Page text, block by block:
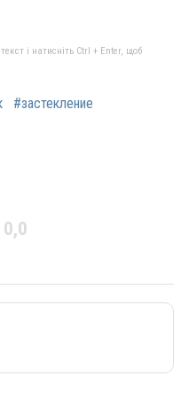
і натисніть Ctrl + Enter, щоб
#застекление
0,0